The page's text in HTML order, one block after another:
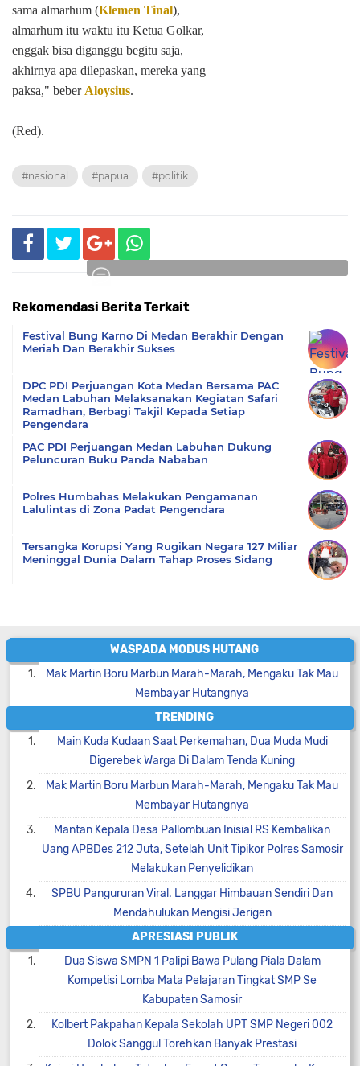
sama almarhum (Klemen Tinal),
almarhum itu waktu itu Ketua Golkar,
enggak bisa diganggu begitu saja,
akhirnya apa dilepaskan, mereka yang
paksa," beber Aloysius.
(Red).
#nasional #papua #politik
Rekomendasi Berita Terkait
Festival Bung Karno Di Medan Berakhir Dengan
Meriah Dan Berakhir Sukses
DPC PDI Perjuangan Kota Medan Bersama PAC
Medan Labuhan Melaksanakan Kegiatan Safari
Ramadhan, Berbagi Takjil Kepada Setiap
Pengendara
PAC PDI Perjuangan Medan Labuhan Dukung
Peluncuran Buku Panda Nababan
Polres Humbahas Melakukan Pengamanan
Lalulintas di Zona Padat Pengendara
Tersangka Korupsi Yang Rugikan Negara 127 Miliar
Meninggal Dunia Dalam Tahap Proses Sidang
WASPADA MODUS HUTANG
Mak Martin Boru Marbun Marah-Marah, Mengaku Tak Mau
Membayar Hutangnya
TRENDING
Main Kuda Kudaan Saat Perkemahan, Dua Muda Mudi
Digerebek Warga Di Dalam Tenda Kuning
Mak Martin Boru Marbun Marah-Marah, Mengaku Tak Mau
Membayar Hutangnya
Mantan Kepala Desa Pallombuan Inisial RS Kembalikan
Uang APBDes 212 Juta, Setelah Unit Tipikor Polres Samosir
Melakukan Penyelidikan
SPBU Pangururan Viral. Langgar Himbauan Sendiri Dan
Mendahulukan Mengisi Jerigen
APRESIASI PUBLIK
Dua Siswa SMPN 1 Palipi Bawa Pulang Piala Dalam
Kompetisi Lomba Mata Pelajaran Tingkat SMP Se
Kabupaten Samosir
Kolbert Pakpahan Kepala Sekolah UPT SMP Negeri 002
Dolok Sanggul Torehkan Banyak Prestasi